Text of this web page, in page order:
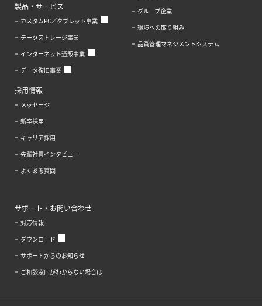
製品・サービス
カスタムPC／タブレット事業
データストレージ事業
インターネット通販事業
データ復旧事業
グループ企業
環境への取り組み
品質管理マネジメントシステム
採用情報
メッセージ
新卒採用
キャリア採用
先輩社員インタビュー
よくある質問
サポート・お問い合わせ
対応情報
ダウンロード
サポートからのお知らせ
ご相談窓口がわからない場合は